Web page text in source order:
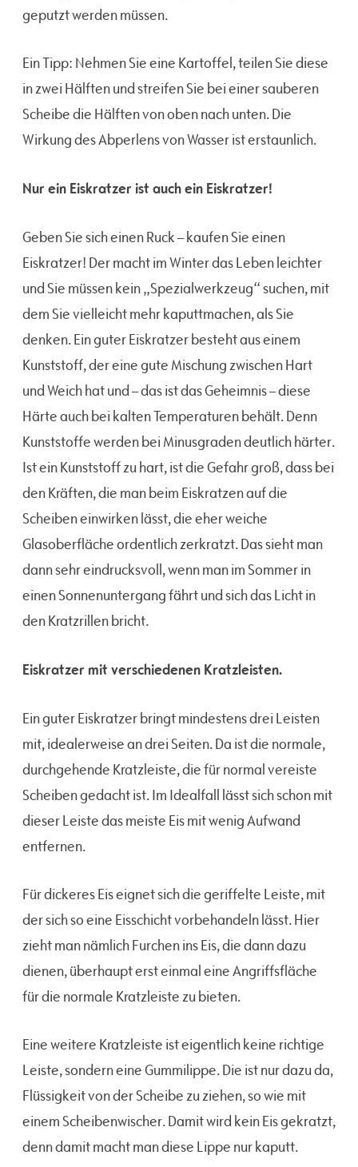
geputzt werden müssen.
Ein Tipp: Nehmen Sie eine Kartoffel, teilen Sie diese
in zwei Hälften und streifen Sie bei einer sauberen
Scheibe die Hälften von oben nach unten. Die
Wirkung des Abperlens von Wasser ist erstaunlich.
Nur ein Eiskratzer ist auch ein Eiskratzer!
Geben Sie sich einen Ruck – kaufen Sie einen
Eiskratzer! Der macht im Winter das Leben leichter
und Sie müssen kein „Spezialwerkzeug“ suchen, mit
dem Sie vielleicht mehr kaputtmachen, als Sie
denken. Ein guter Eiskratzer besteht aus einem
Kunststoff, der eine gute Mischung zwischen Hart
und Weich hat und – das ist das Geheimnis – diese
Härte auch bei kalten Temperaturen behält. Denn
Kunststoffe werden bei Minusgraden deutlich härter.
Ist ein Kunststoff zu hart, ist die Gefahr groß, dass bei
den Kräften, die man beim Eiskratzen auf die
Scheiben einwirken lässt, die eher weiche
Glasoberfläche ordentlich zerkratzt. Das sieht man
dann sehr eindrucksvoll, wenn man im Sommer in
einen Sonnenuntergang fährt und sich das Licht in
den Kratzrillen bricht.
Eiskratzer mit verschiedenen Kratzleisten.
Ein guter Eiskratzer bringt mindestens drei Leisten
mit, idealerweise an drei Seiten. Da ist die normale,
durchgehende Kratzleiste, die für normal vereiste
Scheiben gedacht ist. Im Idealfall lässt sich schon mit
dieser Leiste das meiste Eis mit wenig Aufwand
entfernen.
Für dickeres Eis eignet sich die geriffelte Leiste, mit
der sich so eine Eisschicht vorbehandeln lässt. Hier
zieht man nämlich Furchen ins Eis, die dann dazu
dienen, überhaupt erst einmal eine Angriffsfläche
für die normale Kratzleiste zu bieten.
Eine weitere Kratzleiste ist eigentlich keine richtige
Leiste, sondern eine Gummilippe. Die ist nur dazu da,
Flüssigkeit von der Scheibe zu ziehen, so wie mit
einem Scheibenwischer. Damit wird kein Eis gekratzt,
denn damit macht man diese Lippe nur kaputt.